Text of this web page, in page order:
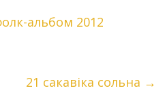
альбом 2012
21 сакавіка сольна →